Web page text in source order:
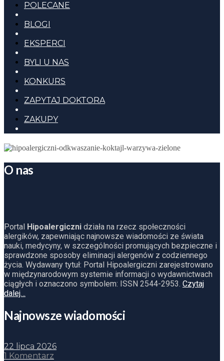
POLECANE
BLOGI
EKSPERCI
BYLI U NAS
KONKURS
ZAPYTAJ DOKTORA
ZAKUPY
O nas
Portal Hipoalergiczni działa na rzecz społeczności
alergików, zapewniając najnowsze wiadomości ze świata
nauki, medycyny, w szczególności promujących bezpieczne i
sprawdzone sposoby eliminacji alergenów z codziennego
życia. Wydawany tytuł: Portal Hipoalergiczni zarejestrowano
w międzynarodowym systemie informacji o wydawnictwach
ciągłych i oznaczono symbolem: ISSN 2544-2953. Czytaj
dalej…
Najnowsze wiadomości
22 lipca 2026
1 Komentarz